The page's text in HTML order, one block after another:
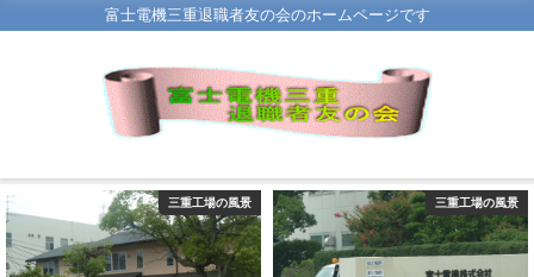
富士電機三重退職者友の会のホームページです
三重工場の風景 三重工場の風景